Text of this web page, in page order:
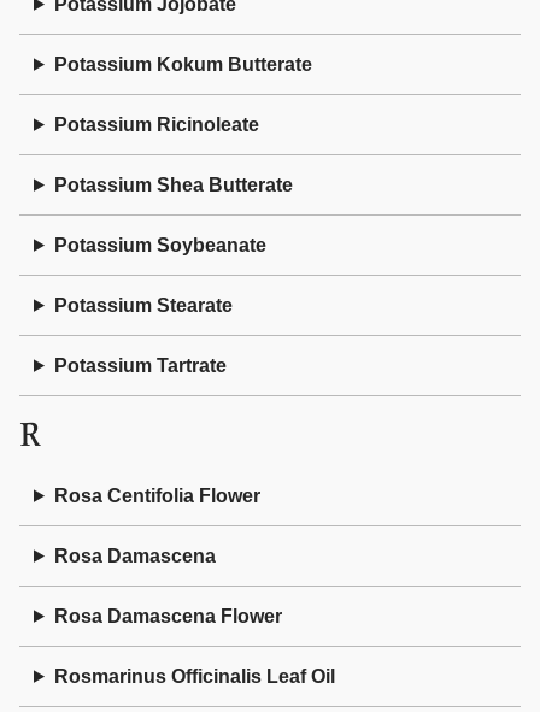
Potassium Kokum Butterate
Potassium Ricinoleate
Potassium Shea Butterate
Potassium Soybeanate
Potassium Stearate
Potassium Tartrate
R
Rosa Centifolia Flower
Rosa Damascena
Rosa Damascena Flower
Rosmarinus Officinalis Leaf Oil